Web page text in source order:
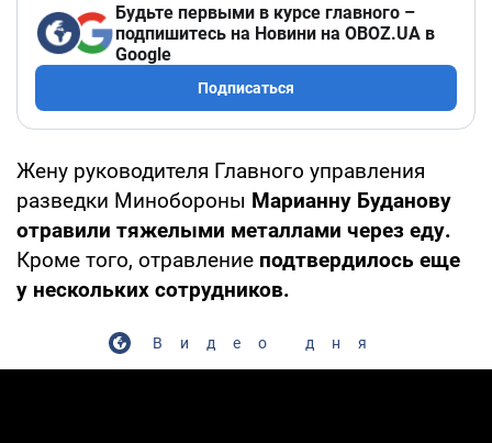
Будьте первыми в курсе главного –
подпишитесь на Новини на OBOZ.UA в
Google
Подписаться
Жену руководителя Главного управления
разведки Минобороны Марианну Буданову
отравили тяжелыми металлами через еду.
Кроме того, отравление подтвердилось еще
у нескольких сотрудников.
Видео дня